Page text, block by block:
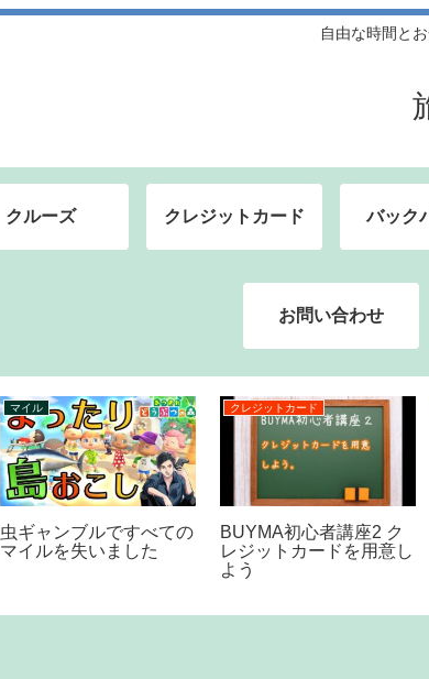
自由な時間と
クルーズ クレジットカード バック
お問い合わせ
マイル
虫ギャンブルですべての
マイルを失いました
クレジットカード
BUYMA初心者講座2 ク
レジットカードを用意し
よう